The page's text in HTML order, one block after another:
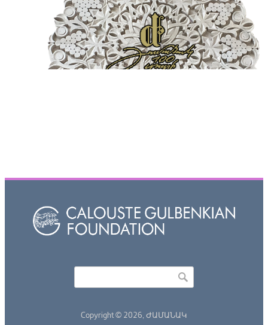
Copyright © 2026, ԺԱՄԱՆԱԿ